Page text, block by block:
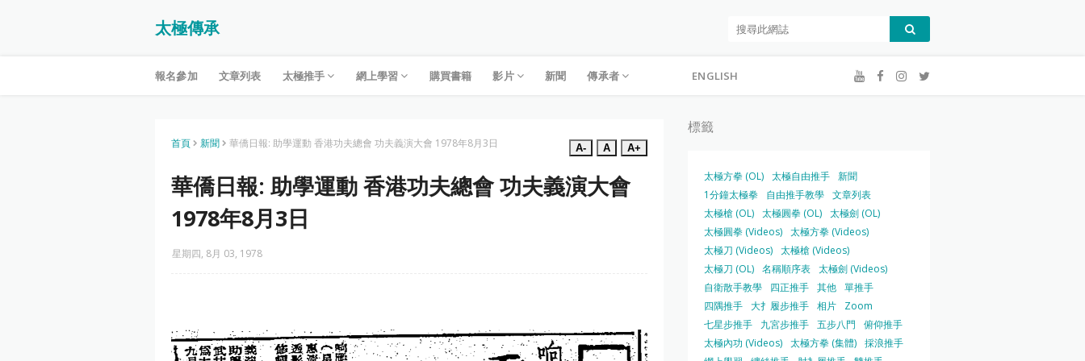
太極傳承
報名參加 文章列表 太極推手 網上學習 購買書籍 影片 新聞 傳承者 ENGLISH
首頁 新聞 華僑日報: 助學運動 香港功夫總會 功夫義演大會 1978年8月3日 A- A A+
華僑日報: 助學運動 香港功夫總會 功夫義演大會
1978年8月3日
星期四, 8月 03, 1978
標籤
太極方拳 (OL) 太極自由推手 新聞
1分鐘太極拳
自由推手教學 文章列表
太極槍 (OL) 太極圓拳 (OL) 太極劍 (OL)
太極圓拳 (Videos) 太極方拳 (Videos)
太極刀 (Videos) 太極槍 (Videos)
太極刀 (OL) 名稱順序表 太極劍 (Videos)
自衛散手教學
四正推手 其他 單推手
四隅推手 大扌履步推手 相片
Zoom
七星步推手
九宮步推手 五步八門
俯仰推手
太極內功 (Videos) 太極方拳 (集體) 採浪推手